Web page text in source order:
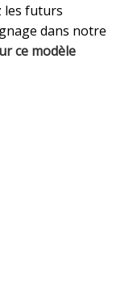
les futurs
dans notre
ce modèle